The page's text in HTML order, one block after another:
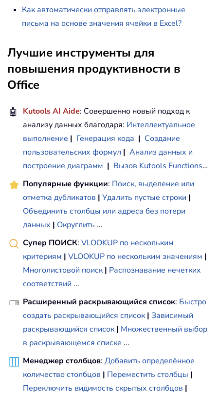
Как автоматически отправлять электронные
письма на основе значения ячейки в Excel?
Лучшие инструменты для
повышения продуктивности в
Office
🤖 Kutools AI Aide: Совершенно новый подход к
анализу данных благодаря: Интеллектуальное
выполнение | Генерация кода | Создание
пользовательских формул | Анализ данных и
построение диаграмм | Вызов Kutools Functions…
Популярные функции: Поиск, выделение или
отметка дубликатов | Удалить пустые строки |
Объединить столбцы или адреса без потери
данных | Округлить ...
Супер ПОИСК: VLOOKUP по нескольким
критериям | VLOOKUP по нескольким значениям |
Многолистовой поиск | Распознавание нечетких
соответствий ...
Расширенный раскрывающийся список: Быстро
создать раскрывающийся список | Зависимый
раскрывающийся список | Множественный выбор
в раскрывающемся списке ...
Менеджер столбцов: Добавить определённое
количество столбцов | Переместить столбцы |
Переключить видимость скрытых столбцов |